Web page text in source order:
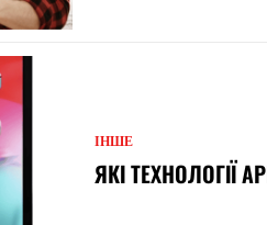
ІНШЕ
ЯКІ ТЕХНОЛОГІЇ